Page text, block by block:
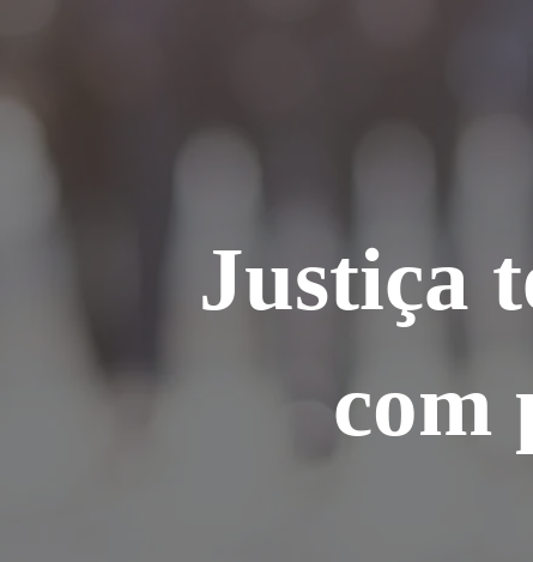
conteúdo
Justiça
com